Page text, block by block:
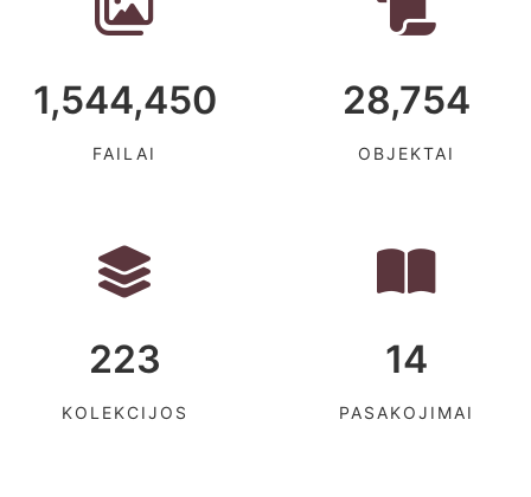
1,544,450
FAILAI
28,754
OBJEKTAI
223
KOLEKCIJOS
14
PASAKOJIMAI